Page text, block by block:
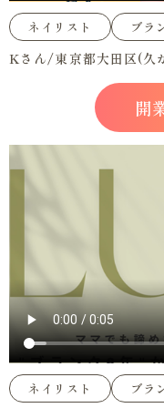
ネイリスト ブラ
Kさん/東京都大田区(久
開
ネイリスト ブラ